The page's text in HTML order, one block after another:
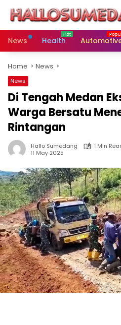
content
News
Health
Home News
News
Di Tengah Medan
Warga Bersatu
Rintangan
Hallo Sumedang
1 Min
11 May 2025